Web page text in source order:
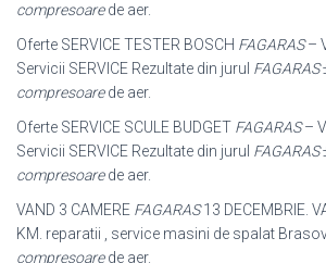
compresoarede aer.
Oferte SERVICE TESTER BOSCH FAGARAS–
Servicii SERVICE Rezultate din jurul FAGARAS
compresoarede aer.
Oferte SERVICE SCULE BUDGET FAGARAS–
Servicii SERVICE Rezultate din jurul FAGARAS
compresoarede aer.
VAND 3 CAMERE FAGARAS13 DECEMBRIE.
KM. reparatii , service masini de spalat
compresoarede aer.